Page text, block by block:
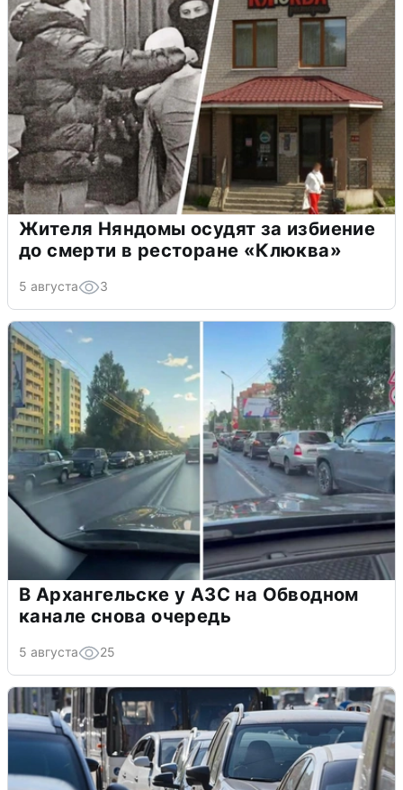
Жителя Няндомы осудят за избиение
до смерти в ресторане «Клюква»
5 августа 3
В Архангельске у АЗС на Обводном
канале снова очередь
5 августа 25